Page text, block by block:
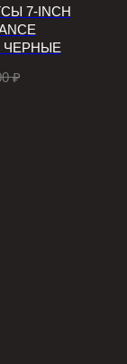
7-INCH
₽